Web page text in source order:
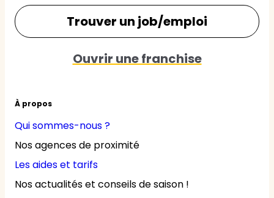
À propos
Qui sommes-nous ?
Nos agences de proximité
Les aides et tarifs
Nos actualités et conseils de saison !
Trouver un job/emploi
Ouvrir une franchise